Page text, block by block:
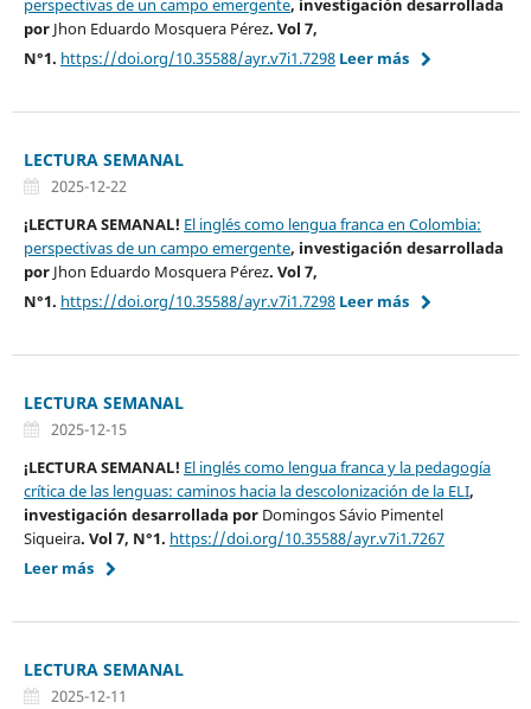
perspectivas de un campo emergente, investigación desarrollada
por Jhon Eduardo Mosquera Pérez. Vol 7,
N°1. https://doi.org/10.35588/ayr.v7i1.7298 Leer más
LECTURA SEMANAL
2025-12-22
¡LECTURA SEMANAL! El inglés como lengua franca en Colombia:
perspectivas de un campo emergente, investigación desarrollada
por Jhon Eduardo Mosquera Pérez. Vol 7,
N°1. https://doi.org/10.35588/ayr.v7i1.7298 Leer más
LECTURA SEMANAL
2025-12-15
¡LECTURA SEMANAL! El inglés como lengua franca y la pedagogía
crítica de las lenguas: caminos hacia la descolonización de la ELI,
investigación desarrollada por Domingos Sávio Pimentel
Siqueira. Vol 7, N°1. https://doi.org/10.35588/ayr.v7i1.7267
Leer más
LECTURA SEMANAL
2025-12-11